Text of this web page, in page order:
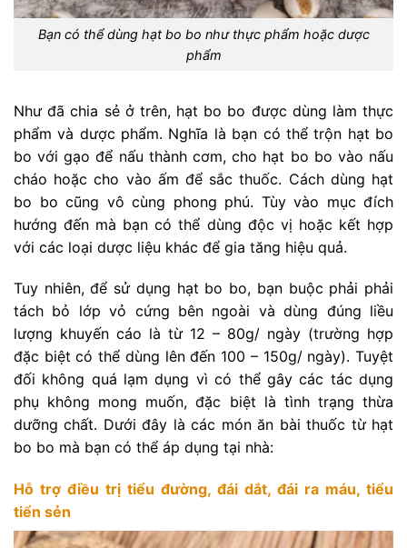
Bạn có thể dùng hạt bo bo như thực phẩm hoặc dược
phẩm
Như đã chia sẻ ở trên, hạt bo bo được dùng làm thực
phẩm và dược phẩm. Nghĩa là bạn có thể trộn hạt bo
bo với gạo để nấu thành cơm, cho hạt bo bo vào nấu
cháo hoặc cho vào ấm để sắc thuốc. Cách dùng hạt
bo bo cũng vô cùng phong phú. Tùy vào mục đích
hướng đến mà bạn có thể dùng độc vị hoặc kết hợp
với các loại dược liệu khác để gia tăng hiệu quả.
Tuy nhiên, để sử dụng hạt bo bo, bạn buộc phải phải
tách bỏ lớp vỏ cứng bên ngoài và dùng đúng liều
lượng khuyến cáo là từ 12 – 80g/ ngày (trường hợp
đặc biệt có thể dùng lên đến 100 – 150g/ ngày). Tuyệt
đối không quá lạm dụng vì có thể gây các tác dụng
phụ không mong muốn, đặc biệt là tình trạng thừa
dưỡng chất. Dưới đây là các món ăn bài thuốc từ hạt
bo bo mà bạn có thể áp dụng tại nhà:
Hỗ trợ điều trị tiểu đường, đái dắt, đái ra máu, tiểu
tiển sẻn